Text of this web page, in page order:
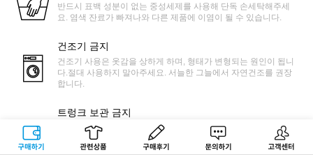
구매하기 관련상품 상품후기 문의하기 고객센터
반드시 표백 성분이 없는 중성세제를 사용해 단독 손세탁해주세
요. 염색 잔료가 빠져나와 다른 제품에 이염이 될 수 있습니다.
건조기 금지
건조기 사용은 옷감을 상하게 하며, 형태가 변형되는 원인이 됩니
다.절대 사용하지 말아주세요. 서늘한 그늘에서 자연건조를 권장
합니다.
트렁크 보관 금지
제품 사용 후 젖어있는 상태로 장기간 밀폐 시 변색에 원인이 됩니
다. 자동차 트렁크 내 뜨거운 열기로 인해 옷이 손상될 수 있습니